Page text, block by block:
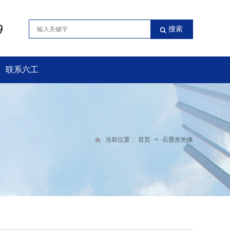
联系六工
当前位置 : 首页 > 石墨发热体